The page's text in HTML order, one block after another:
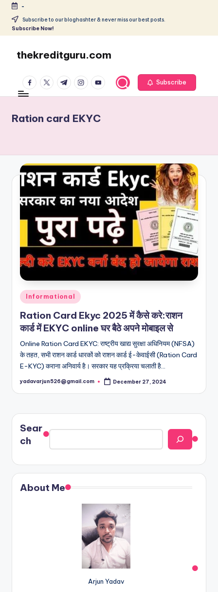
Skip
-
Subscribe to our bloghashter & never miss our best posts.
Subscribe Now!
thekreditguru.com
facebook.com
twitter.com
t.me instagram.com
youtube.com Subscribe
Ration card EKYC
Posted
in
Informational
Ration Card Ekyc 2025 में कैसे करे:राशन
कार्ड में EKYC online घर बैठे अपने मोबाइल से
Online Ration Card EKYC: राष्ट्रीय खाद्य सुरक्षा अधिनियम (NFSA)
के तहत, सभी राशन कार्ड धारकों को राशन कार्ड ई-केवाईसी (Ration Card
E-KYC) कराना अनिवार्य है। सरकार यह प्रक्रिया चलाती है…
Posted
yadavarjun526@gmail.com December 27, 2024
Sear
ch
About Me
Arjun Yadav